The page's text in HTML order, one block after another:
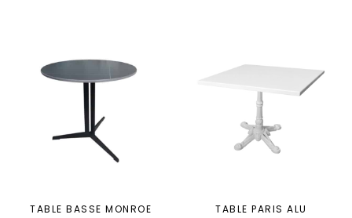
TABLE BASSE MONROE TABLE PARIS ALU